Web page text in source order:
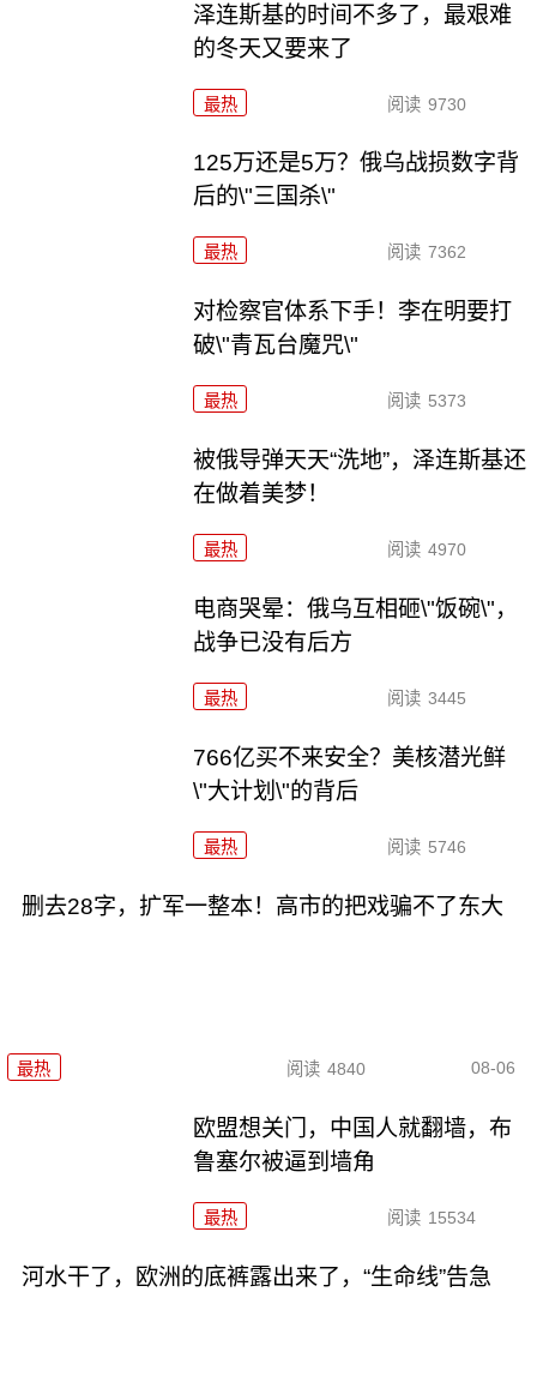
泽连斯基的时间不多了，最艰难
的冬天又要来了
最热 阅读 9730
125万还是5万？俄乌战损数字背
后的\"三国杀\"
最热 阅读 7362
对检察官体系下手！李在明要打
破\"青瓦台魔咒\"
最热 阅读 5373
被俄导弹天天“洗地”，泽连斯基还
在做着美梦！
最热 阅读 4970
电商哭晕：俄乌互相砸\"饭碗\"，
战争已没有后方
最热 阅读 3445
766亿买不来安全？美核潜光鲜
\"大计划\"的背后
最热 阅读 5746
删去28字，扩军一整本！高市的把戏骗不了东大
最热 阅读 4840 08-06
欧盟想关门，中国人就翻墙，布
鲁塞尔被逼到墙角
最热 阅读 15534
河水干了，欧洲的底裤露出来了，“生命线”告急